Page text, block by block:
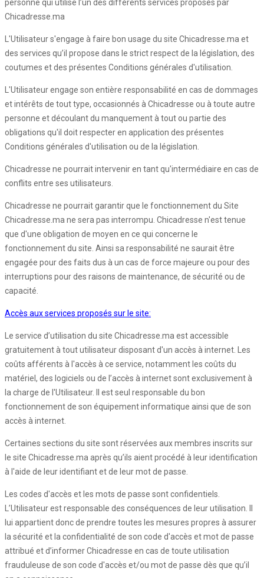
personne qui utilise l’un des différents services proposés par
Chicadresse.ma
L'Utilisateur s'engage à faire bon usage du site Chicadresse.ma et
des services qu’il propose dans le strict respect de la législation, des
coutumes et des présentes Conditions générales d'utilisation.
L'Utilisateur engage son entière responsabilité en cas de dommages
et intérêts de tout type, occasionnés à Chicadresse ou à toute autre
personne et découlant du manquement à tout ou partie des
obligations qu'il doit respecter en application des présentes
Conditions générales d'utilisation ou de la législation.
Chicadresse ne pourrait intervenir en tant qu'intermédiaire en cas de
conflits entre ses utilisateurs.
Chicadresse ne pourrait garantir que le fonctionnement du Site
Chicadresse.ma ne sera pas interrompu. Chicadresse n'est tenue
que d'une obligation de moyen en ce qui concerne le
fonctionnement du site. Ainsi sa responsabilité ne saurait être
engagée pour des faits dus à un cas de force majeure ou pour des
interruptions pour des raisons de maintenance, de sécurité ou de
capacité.
Accès aux services proposés sur le site:
Le service d’utilisation du site Chicadresse.ma est accessible
gratuitement à tout utilisateur disposant d'un accès à internet. Les
coûts afférents à l'accès à ce service, notamment les coûts du
matériel, des logiciels ou de l’accès à internet sont exclusivement à
la charge de l'Utilisateur. Il est seul responsable du bon
fonctionnement de son équipement informatique ainsi que de son
accès à internet.
Certaines sections du site sont réservées aux membres inscrits sur
le site Chicadresse.ma après qu’ils aient procédé à leur identification
à l'aide de leur identifiant et de leur mot de passe.
Les codes d'accès et les mots de passe sont confidentiels.
L’Utilisateur est responsable des conséquences de leur utilisation. Il
lui appartient donc de prendre toutes les mesures propres à assurer
la sécurité et la confidentialité de son code d'accès et mot de passe
attribué et d’informer Chicadresse en cas de toute utilisation
frauduleuse de son code d'accès et/ou mot de passe dès que qu’il